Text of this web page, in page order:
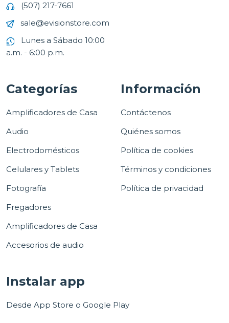
(507) 217-7661
sale@evisionstore.com
Lunes a Sábado 10:00
a.m. - 6:00 p.m.
Categorías
Amplificadores de Casa
Audio
Electrodomésticos
Celulares y Tablets
Fotografía
Fregadores
Amplificadores de Casa
Accesorios de audio
Información
Contáctenos
Quiénes somos
Política de cookies
Términos y condiciones
Política de privacidad
Instalar app
Desde App Store o Google Play